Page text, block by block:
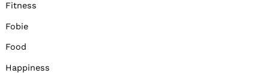
Fitness
Fobie
Food
Happiness